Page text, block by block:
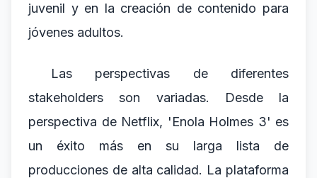
juvenil y en la creación de contenido para
jóvenes adultos.
Las perspectivas de diferentes
stakeholders son variadas. Desde la
perspectiva de Netflix, 'Enola Holmes 3' es
un éxito más en su larga lista de
producciones de alta calidad. La plataforma